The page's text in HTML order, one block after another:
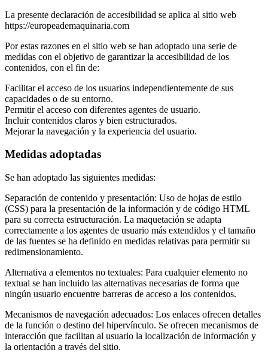
La presente declaración de accesibilidad se aplica al sitio web
https://europeademaquinaria.com
Por estas razones en el sitio web se han adoptado una serie de
medidas con el objetivo de garantizar la accesibilidad de los
contenidos, con el fin de:
Facilitar el acceso de los usuarios independientemente de sus
capacidades o de su entorno.
Permitir el acceso con diferentes agentes de usuario.
Incluir contenidos claros y bien estructurados.
Mejorar la navegación y la experiencia del usuario.
Medidas adoptadas
Se han adoptado las siguientes medidas:
Separación de contenido y presentación: Uso de hojas de estilo
(CSS) para la presentación de la información y de código HTML
para su correcta estructuración. La maquetación se adapta
correctamente a los agentes de usuario más extendidos y el tamaño
de las fuentes se ha definido en medidas relativas para permitir su
redimensionamiento.
Alternativa a elementos no textuales: Para cualquier elemento no
textual se han incluido las alternativas necesarias de forma que
ningún usuario encuentre barreras de acceso a los contenidos.
Mecanismos de navegación adecuados: Los enlaces ofrecen detalles
de la función o destino del hipervínculo. Se ofrecen mecanismos de
interacción que facilitan al usuario la localización de información y
la orientación a través del sitio.